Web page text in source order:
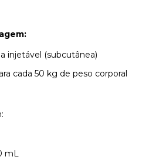
injetável (subcutânea)
cada 50 kg de peso corporal
mL